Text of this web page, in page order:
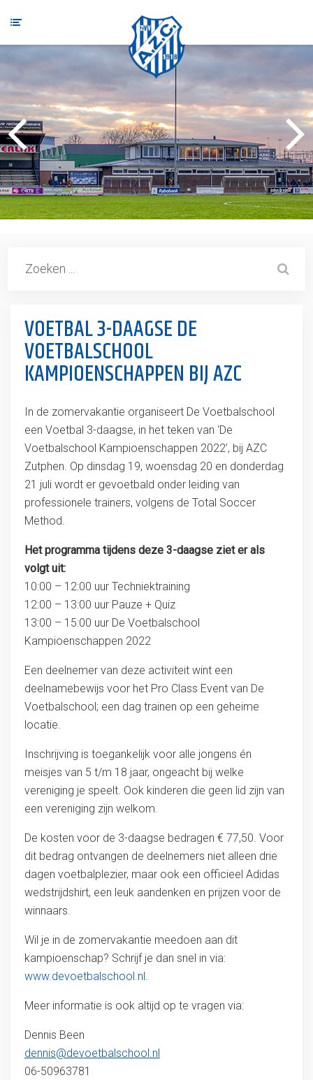
VOETBAL 3-DAAGSE DE
VOETBALSCHOOL
KAMPIOENSCHAPPEN BIJ AZC
In de zomervakantie organiseert De Voetbalschool
een Voetbal 3-daagse, in het teken van ‘De
Voetbalschool Kampioenschappen 2022’, bij AZC
Zutphen. Op dinsdag 19, woensdag 20 en donderdag
21 juli wordt er gevoetbald onder leiding van
professionele trainers, volgens de Total Soccer
Method.
Het programma tijdens deze 3-daagse ziet er als
volgt uit:
10:00 – 12:00 uur Techniektraining
12:00 – 13:00 uur Pauze + Quiz
13:00 – 15:00 uur De Voetbalschool
Kampioenschappen 2022
Een deelnemer van deze activiteit wint een
deelnamebewijs voor het Pro Class Event van De
Voetbalschool; een dag trainen op een geheime
locatie.
Inschrijving is toegankelijk voor alle jongens én
meisjes van 5 t/m 18 jaar, ongeacht bij welke
vereniging je speelt. Ook kinderen die geen lid zijn van
een vereniging zijn welkom.
De kosten voor de 3-daagse bedragen € 77,50. Voor
dit bedrag ontvangen de deelnemers niet alleen drie
dagen voetbalplezier, maar ook een officieel Adidas
wedstrijdshirt, een leuk aandenken en prijzen voor de
winnaars.
Wil je in de zomervakantie meedoen aan dit
kampioenschap? Schrijf je dan snel in via:
www.devoetbalschool.nl.
Meer informatie is ook altijd op te vragen via:
Dennis Been
dennis@devoetbalschool.nl
06-50963781